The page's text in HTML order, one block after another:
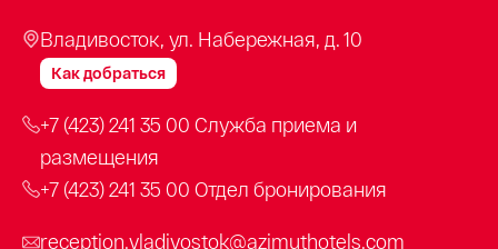
Владивосток, ул. Набережная, д. 10
Как добраться
+7 (423) 241 35 00 Служба приема и
размещения
+7 (423) 241 35 00 Отдел бронирования
reception.vladivostok@azimuthotels.com